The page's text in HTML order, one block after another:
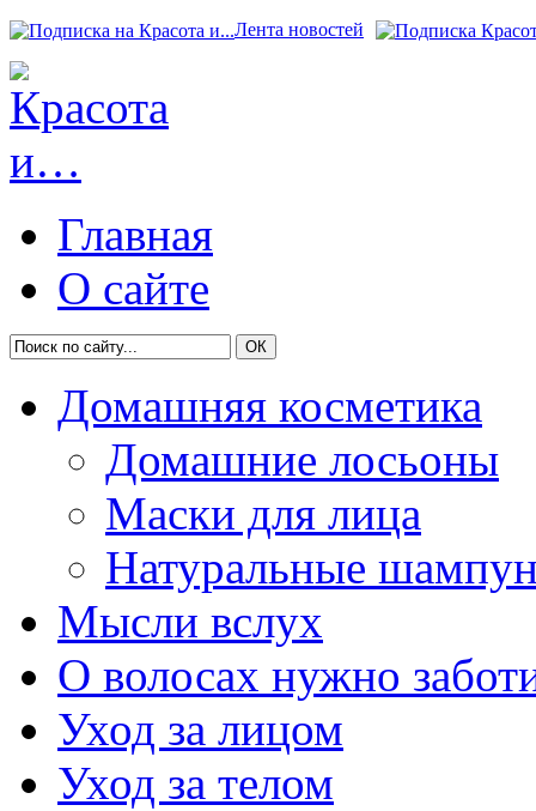
Лента новостей
Главная
О сайте
Домашняя косметика
Домашние лосьоны
Маски для лица
Натуральные
Мысли вслух
О волосах нужно
Уход за лицом
Уход за телом